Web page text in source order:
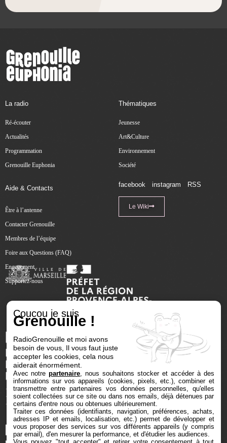
La radio
Ré-écouter
Actualités
Programmation
Grenouille Euphonia
Thématiques
Jeunesse
Art&Culture
Environnement
Société
Aide & Contacts
Être à l’antenne
Contacter Grenouille
Membres de l’équipe
Foire aux Questions (FAQ)
Engagement
Supportez-nous
facebook instagram RSS
Le Wiki
Coucou je suis
Grenouille !
RadioGrenouille et moi avons
besoin de vous, Il vous faut juste
accepter les cookies, cela nous
aiderait énormément.
Avec notrepartenaire , nous souhaitons stocker et accéder à des
informations sur vos appareils (cookies, pixels, etc.), combiner et
transmettre entre partenaires vos données personnelles, qu'elles
soient collectées sur ce site ou dans nos emails, déjà détenues par
certains d'entre nous ou obtenues ultérieurement.
Traiter ces données (identifiants, navigation, préférences, achats,
adresses IP et emails, localisation, etc.) permet de développer et
vous proposer des services sur vos différents appareils (y compris
par email), d'en mesurer la performance, et d'étudier les audiences.
Vous pouvez "tout accepter" et retirer votre consentement à tout